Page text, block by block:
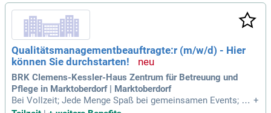
Qualitätsmanagementbeauftragte:r (m/w/d) - Hier
können Sie durchstarten!
BRK Clemens-Kessler-Haus Zentrum für Betreuung und
Pflege in Marktoberdorf | Marktoberdorf
Bei Vollzeit; Jede Menge Spaß bei gemeinsamen Events; Lei +